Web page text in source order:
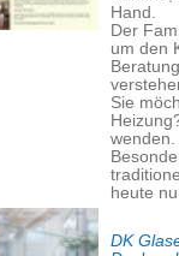
Hand.
Der
um den
Sie
wenden.
heute
DK